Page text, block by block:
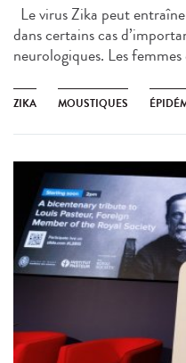
Le virus Zika peut
dans certains cas
neurologiques. Les
ZIKA MOUSTIQUES